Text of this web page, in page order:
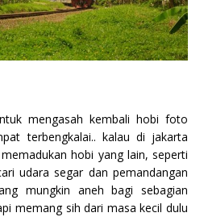
mengasah kembali hobi foto
terbengkalai.. kalau di jakarta
hobi yang lain, seperti
udara segar dan pemandangan
mungkin aneh bagi sebagian
memang sih dari masa kecil dulu